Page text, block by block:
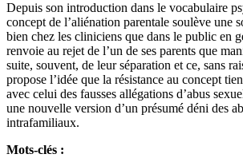
Depuis son introduction dans le vocabulaire
concept de l’aliénation parentale soulève une
bien chez les cliniciens que dans le public en
renvoie au rejet de l’un de ses parents que
suite, souvent, de leur séparation et ce, sans
propose l’idée que la résistance au concept
avec celui des fausses allégations d’abus
une nouvelle version d’un présumé déni des
intrafamiliaux.
Mots-clés :